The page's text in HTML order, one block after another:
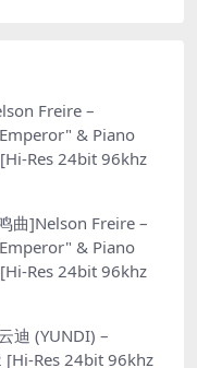
Freire –
& Piano
Res 24bit 96khz
曲]Nelson Freire –
& Piano
Res 24bit 96khz
迪 (YUNDI) –
[Hi-Res 24bit 96khz